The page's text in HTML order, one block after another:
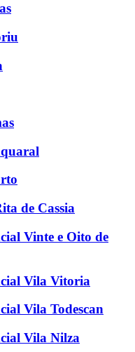
de Cassia
Vinte e Oito de
Vila Vitoria
Vila Todescan
Vila Nilza